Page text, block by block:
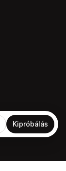
Kipróbálás